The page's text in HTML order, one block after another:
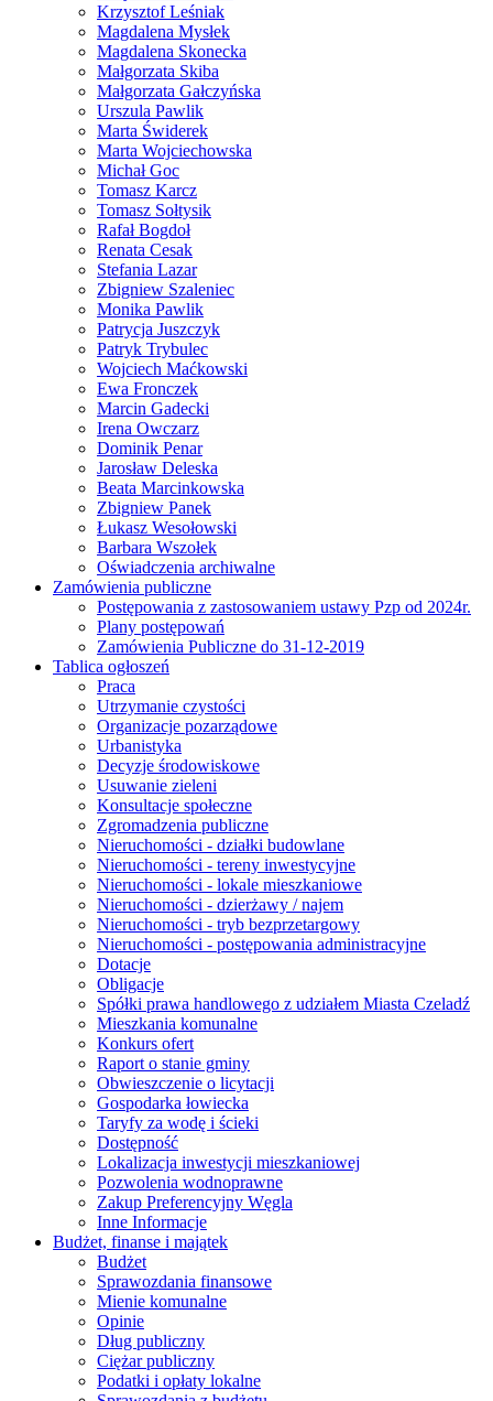
Krzysztof Leśniak
Magdalena Mysłek
Magdalena Skonecka
Małgorzata Skiba
Małgorzata Gałczyńska
Urszula Pawlik
Marta Świderek
Marta Wojciechowska
Michał Goc
Tomasz Karcz
Tomasz Sołtysik
Rafał Bogdoł
Renata Cesak
Stefania Lazar
Zbigniew Szaleniec
Monika Pawlik
Patrycja Juszczyk
Patryk Trybulec
Wojciech Maćkowski
Ewa Fronczek
Marcin Gadecki
Irena Owczarz
Dominik Penar
Jarosław Deleska
Beata Marcinkowska
Zbigniew Panek
Łukasz Wesołowski
Barbara Wszołek
Oświadczenia archiwalne
Zamówienia publiczne
Postępowania z zastosowaniem ustawy Pzp od 2024r.
Plany postępowań
Zamówienia Publiczne do 31-12-2019
Tablica ogłoszeń
Praca
Utrzymanie czystości
Organizacje pozarządowe
Urbanistyka
Decyzje środowiskowe
Usuwanie zieleni
Konsultacje społeczne
Zgromadzenia publiczne
Nieruchomości - działki budowlane
Nieruchomości - tereny inwestycyjne
Nieruchomości - lokale mieszkaniowe
Nieruchomości - dzierżawy / najem
Nieruchomości - tryb bezprzetargowy
Nieruchomości - postępowania administracyjne
Dotacje
Obligacje
Spółki prawa handlowego z udziałem Miasta Czeladź
Mieszkania komunalne
Konkurs ofert
Raport o stanie gminy
Obwieszczenie o licytacji
Gospodarka łowiecka
Taryfy za wodę i ścieki
Dostępność
Lokalizacja inwestycji mieszkaniowej
Pozwolenia wodnoprawne
Zakup Preferencyjny Węgla
Inne Informacje
Budżet, finanse i majątek
Budżet
Sprawozdania finansowe
Mienie komunalne
Opinie
Dług publiczny
Ciężar publiczny
Podatki i opłaty lokalne